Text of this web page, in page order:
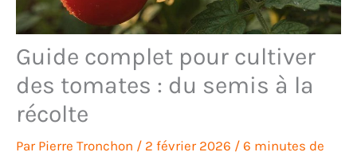
Guide complet pour cultiver
des tomates : du semis à la
récolte
Par Pierre Tronchon / 2 février 2026 / 6 minutes de